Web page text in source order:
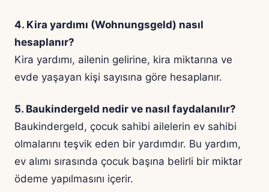
4. Kira yardımı (Wohnungsgeld) nasıl
hesaplanır?
Kira yardımı, ailenin gelirine, kira miktarına ve
evde yaşayan kişi sayısına göre hesaplanır.
5. Baukindergeld nedir ve nasıl faydalanılır?
Baukindergeld, çocuk sahibi ailelerin ev sahibi
olmalarını teşvik eden bir yardımdır. Bu yardım,
ev alımı sırasında çocuk başına belirli bir miktar
ödeme yapılmasını içerir.